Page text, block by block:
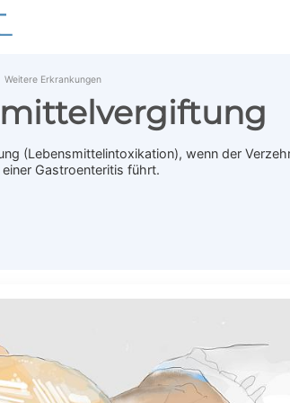
Weitere Erkrankungen
(Lebensmittelintoxikation), wenn der
Gastroenteritis führt.